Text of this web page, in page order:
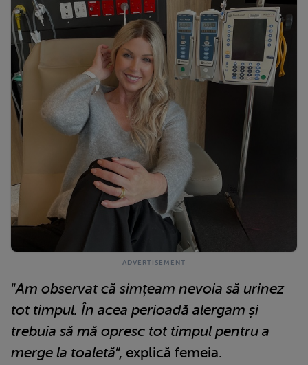
“Am observat că simțeam nevoia să urinez
tot timpul. În acea perioadă alergam și
trebuia să mă opresc tot timpul pentru a
merge la toaletă“, explică femeia.